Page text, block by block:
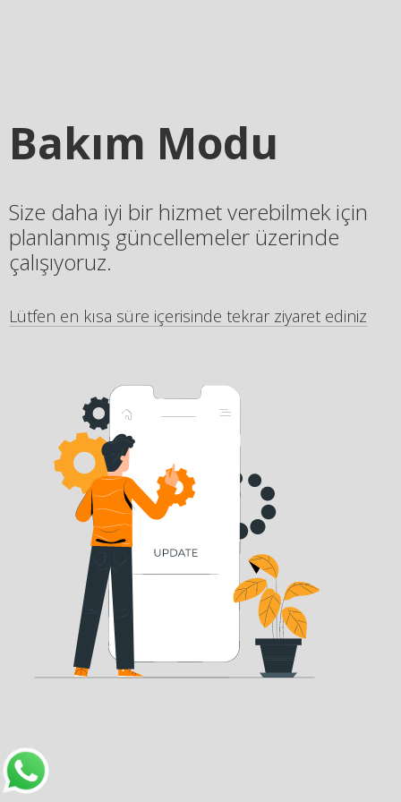
Bakım Modu
Size daha iyi bir hizmet verebilmek için
planlanmış güncellemeler üzerinde
çalışıyoruz.
Lütfen en kısa süre içerisinde tekrar ziyaret ediniz